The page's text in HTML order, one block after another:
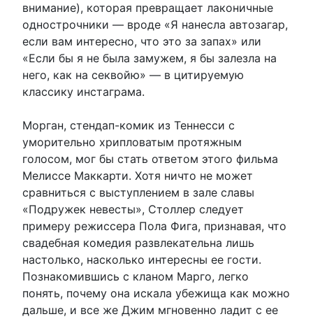
внимание), которая превращает лаконичные
однострочники — вроде «Я нанесла автозагар,
если вам интересно, что это за запах» или
«Если бы я не была замужем, я бы залезла на
него, как на секвойю» — в цитируемую
классику инстаграма.
Морган, стендап-комик из Теннесси с
уморительно хрипловатым протяжным
голосом, мог бы стать ответом этого фильма
Мелиссе Маккарти. Хотя ничто не может
сравниться с выступлением в зале славы
«Подружек невесты», Столлер следует
примеру режиссера Пола Фига, признавая, что
свадебная комедия развлекательна лишь
настолько, насколько интересны ее гости.
Познакомившись с кланом Марго, легко
понять, почему она искала убежища как можно
дальше, и все же Джим мгновенно ладит с ее